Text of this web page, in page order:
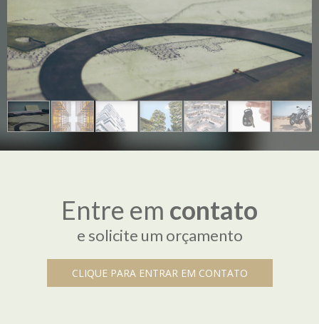
Entre em contato
e solicite um orçamento
CLIQUE PARA ENTRAR EM CONTATO